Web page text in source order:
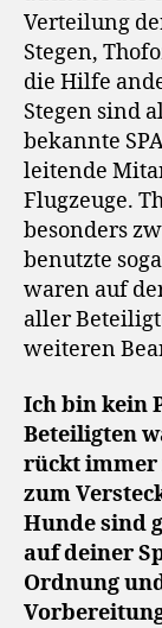
Verteilung
Stegen,
die Hilfe
Stegen sind
bekannte
leitende
Flugzeuge.
besonders
benutzte
waren auf
aller
weiteren
Ich bin kein
Beteiligten
rückt immer
zum
Hunde sind
auf deiner
Ordnung